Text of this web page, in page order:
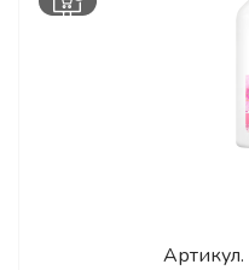
Артикул.